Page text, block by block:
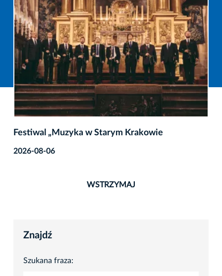
Festiwal „Muzyka w Starym Krakowie
2026-08-06
WSTRZYMAJ
Znajdź
Szukana fraza: